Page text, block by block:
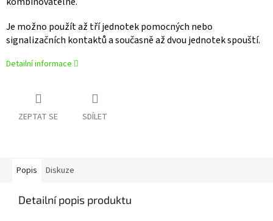
Je možno použít až tří jednotek pomocných nebo
signalizačních kontaktů a současně až dvou jednotek spouští.
Detailní informace
ZEPTAT SE SDÍLET
Popis Diskuze
Detailní popis produktu